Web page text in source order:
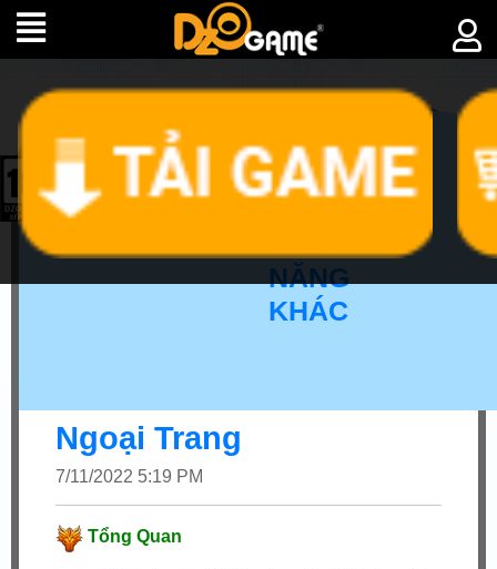
NĂNG
KHÁC
Ngoại Trang
7/11/2022 5:19 PM
Tổng Quan